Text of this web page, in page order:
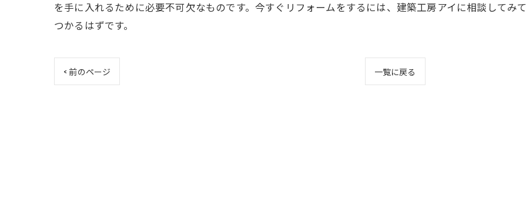
を手に入れるために必要不可欠なものです。今すぐリフォームをするには、建築工房アイに相談してみ
つかるはずです。
< 前のページ 一覧に戻る